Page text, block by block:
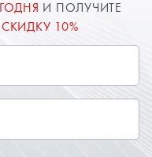
залива
с потолочными
И ПОЛУЧИТЕ
СКИДКУ 10%